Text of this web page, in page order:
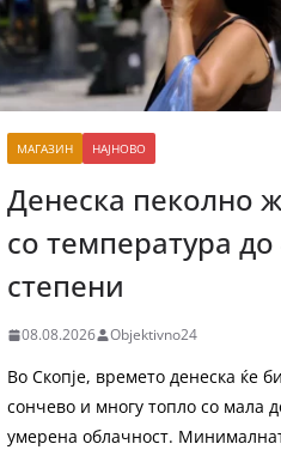
МАГАЗИН НАЈНОВО
Денеска пеколно
со температура до
степени
08.08.2026 Objektivno24
Во Скопје, времето денеска ќе
сончево и многу топло со мала
умерена облачност.